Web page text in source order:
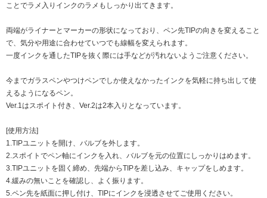
ことでラメ入りインクのラメもしっかり出てきます。
両端がライナーとマーカーの形状になっており、ペン先TIPの向きを変えること
で、気分や用途に合わせていつでも線幅を変えられます。
一度インクを通したTIPを抜く際には手などが汚れないようご注意ください。
今までガラスペンやつけペンでしか使えなかったインクを気軽に持ち出して使
えるようになるペン。
Ver.1はスポイト付き、Ver.2は2本入りとなっています。
[使用方法]
1.TIPユニットを開け、バルブを外します。
2.スポイトでペン軸にインクを入れ、バルブを元の位置にしっかりはめます。
3.TIPユニットを固く締め、先端からTIPを差し込み、キャップをしめます。
4.緩みの無いことを確認し、よく振ります。
5.ペン先を紙面に押し付け、TIPにインクを浸透させてご使用ください。